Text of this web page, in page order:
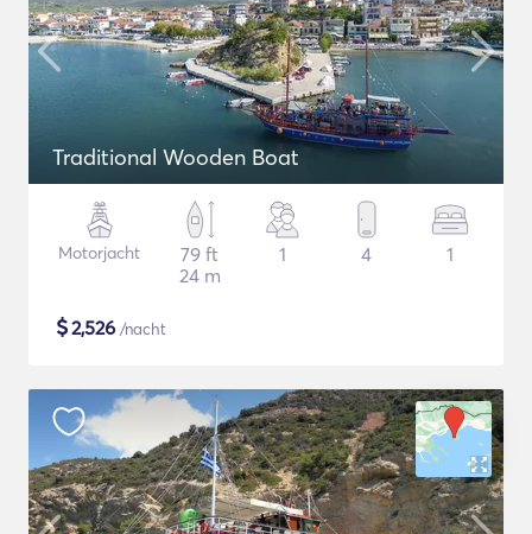
Traditional Wooden Boat
Motorjacht
79 ft
24 m
1 4 1
$2,526 /nacht